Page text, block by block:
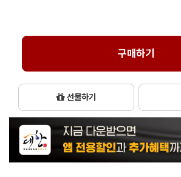
구매하기
선물하기